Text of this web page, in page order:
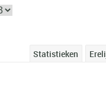
Statistieken